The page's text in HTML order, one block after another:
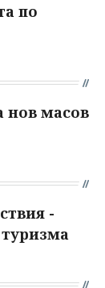
по
нов масов
-